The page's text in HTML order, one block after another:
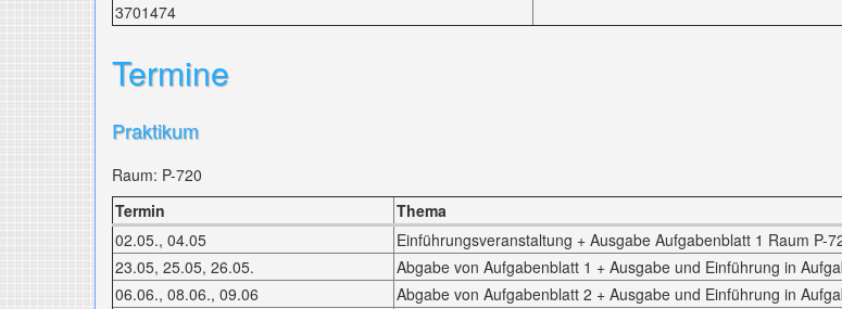
3701474
Termine
Praktikum
Raum: P-720
Termin
Thema
02.05., 04.05
Einführungsveranstaltung + Ausgabe Aufgabenblatt 1 Raum P-
23.05, 25.05, 26.05.
Abgabe von Aufgabenblatt 1 + Ausgabe und Einführung in
06.06., 08.06., 09.06
Abgabe von Aufgabenblatt 2 + Ausgabe und Einführung in